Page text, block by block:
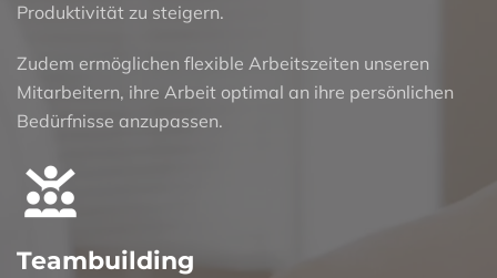
Produktivität zu steigern.
Zudem ermöglichen flexible Arbeitszeiten unseren
Mitarbeitern, ihre Arbeit optimal an ihre persönlichen
Bedürfnisse anzupassen.
Teambuilding